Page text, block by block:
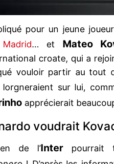
pour un jeune
… et Mateo
croate, qui a
vouloir partir au tout
lorgneraient sur lui,
apprécierait
voudrait
de l’Inter pourrait